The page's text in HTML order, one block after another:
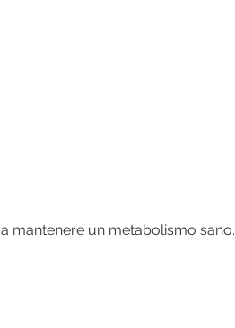
mantenere un metabolismo sano.